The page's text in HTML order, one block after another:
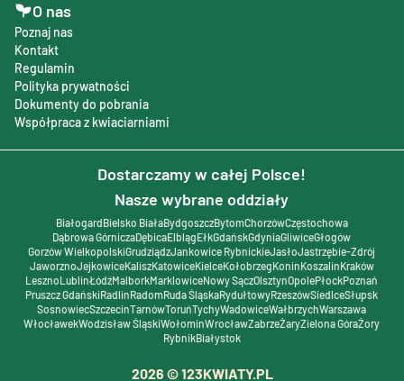
O nas
Poznaj nas
Kontakt
Regulamin
Polityka prywatności
Dokumenty do pobrania
Współpraca z kwiaciarniami
Dostarczamy w całej Polsce!
Nasze wybrane oddziały
BiałogardBielsko BiałaBydgoszczBytomChorzówCzęstochowa
Dąbrowa GórniczaDębicaElblągEłkGdańskGdyniaGliwiceGłogów
Gorzów WielkopolskiGrudziądzJankowice RybnickieJasłoJastrzębie-Zdrój
JaworznoJejkowiceKaliszKatowiceKielceKołobrzegKoninKoszalinKraków
LesznoLublinŁódźMalborkMarklowiceNowy SączOlsztynOpolePłockPoznań
Pruszcz GdańskiRadlinRadomRuda ŚląskaRydułtowyRzeszówSiedlceSłupsk
SosnowiecSzczecinTarnówToruńTychyWadowiceWałbrzychWarszawa
WłocławekWodzisław ŚląskiWołominWrocławZabrzeŻaryZielona GóraŻory
RybnikBiałystok
2026 © 123KWIATY.PL